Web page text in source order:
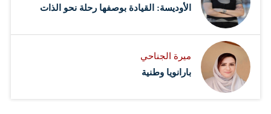
الأوديسة: القيادة بوصفها رحلة نحو الذات
ميرة الجناحي
بارانويا وطنية